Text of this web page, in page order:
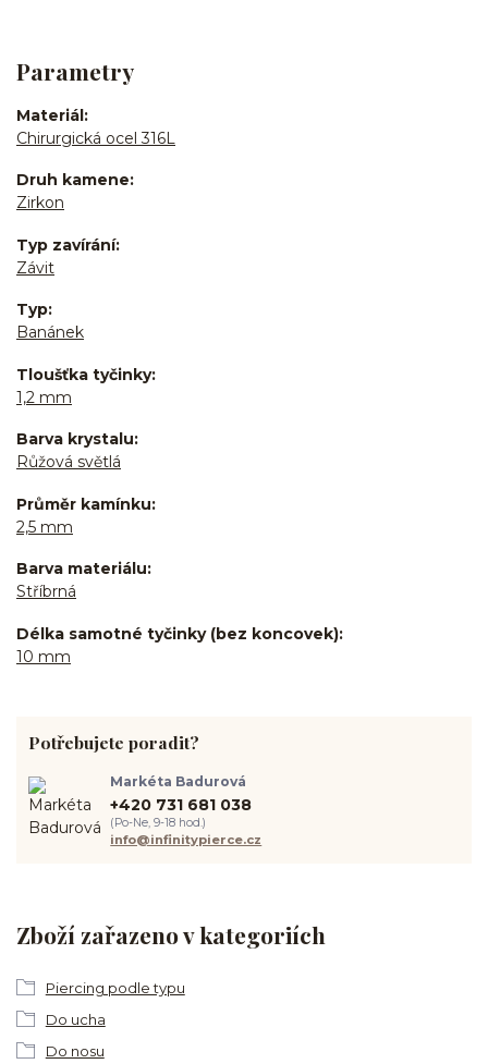
Parametry
Materiál
Chirurgická ocel 316L
Druh kamene
Zirkon
Typ zavírání
Závit
Typ
Banánek
Tloušťka tyčinky
1,2 mm
Barva krystalu
Růžová světlá
Průměr kamínku
2,5 mm
Barva materiálu
Stříbrná
Délka samotné tyčinky (bez koncovek)
10 mm
Zboží zařazeno v kategoriích
Piercing podle typu
Do ucha
Do nosu
Potřebujete poradit?
Markéta Badurová
+420 731 681 038
(Po-Ne, 9-18 hod.)
info@infinitypierce.cz